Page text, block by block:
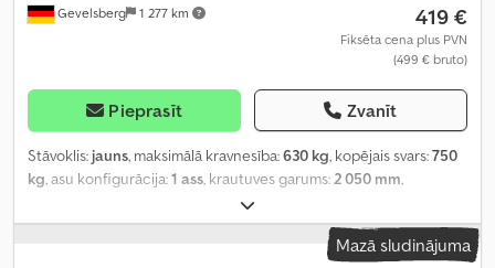
Gevelsberg 1 277 km 419 €
Fiksēta cena plus PVN
(499 € bruto)
Pieprasīt Zvanīt
Stāvoklis: jauns, maksimālā kravnesība:630 kg, kopējais svars:750
kg , asu konfigurācija:1 ass , krautuves garums: 2 050 mm
1 095 mm
Mazā sludinājuma